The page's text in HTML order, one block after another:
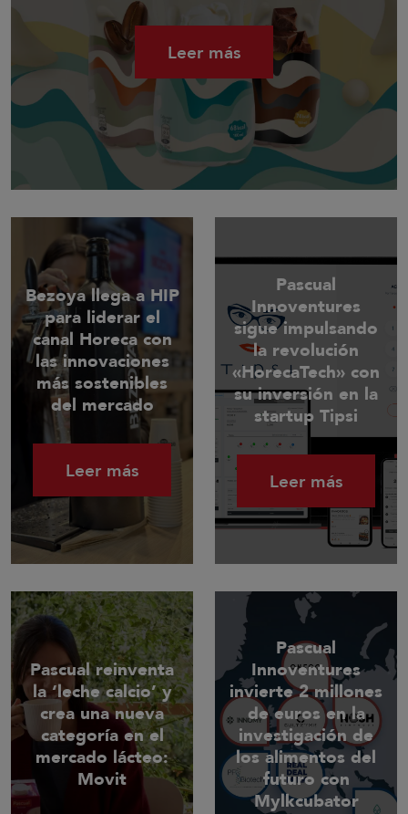
Leer más
Bezoya llega a HIP
para liderar el
canal Horeca con
las innovaciones
más sostenibles
del mercado
Leer más
Pascual
Innoventures
sigue impulsando
la revolución
«HorecaTech» con
su inversión en la
startup Tipsi
Leer más
Pascual reinventa
la ‘leche calcio’ y
crea una nueva
categoría en el
mercado lácteo:
Movit
Pascual
Innoventures
invierte 2 millones
de euros en la
investigación de
los alimentos del
futuro con
Mylkcubator